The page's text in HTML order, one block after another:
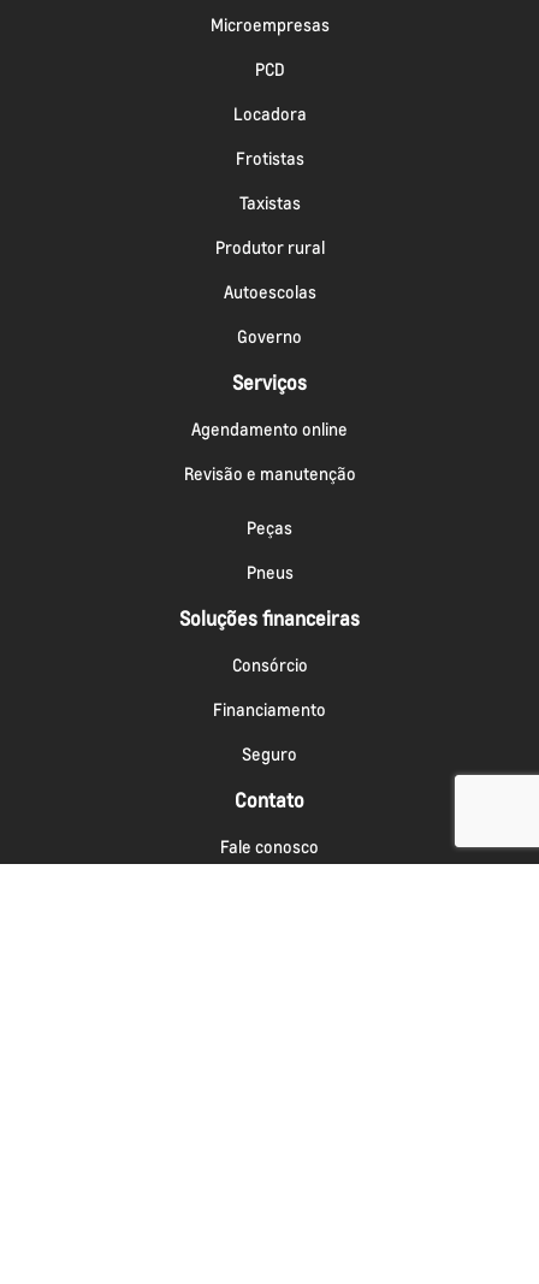
Microempresas
PCD
Locadora
Frotistas
Taxistas
Produtor rural
Autoescolas
Governo
Serviços
Agendamento online
Revisão e manutenção
Peças
Pneus
Soluções financeiras
Consórcio
Financiamento
Seguro
Contato
Fale conosco